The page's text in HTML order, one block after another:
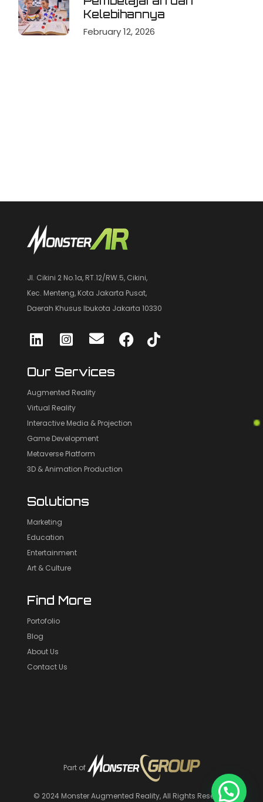
Kelebihannya
February 12, 2026
Jl. Cikini 2 No.1a, RT.12/RW.5, Cikini,
Kec. Menteng, Kota Jakarta Pusat,
Daerah Khusus Ibukota Jakarta 10330
Our Services
Augmented Reality
Virtual Reality
Interactive Media & Projection
Game Development
Metaverse Platform
3D & Animation Production
Solutions
Marketing
Education
Entertainment
Art & Culture
Find More
Portofolio
Blog
About Us
Contact Us
Part of
© 2024 Monster Augmented Reality, All Rights Reserved